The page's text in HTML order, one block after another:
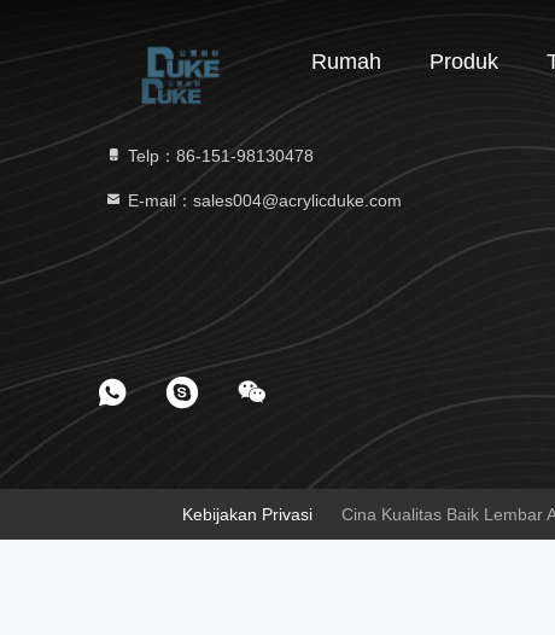
Rumah Produk
Telp：86-151-98130478
E-mail：sales004@acrylicduke.com
Kebijakan Privasi Cina Kualitas Baik Lembar